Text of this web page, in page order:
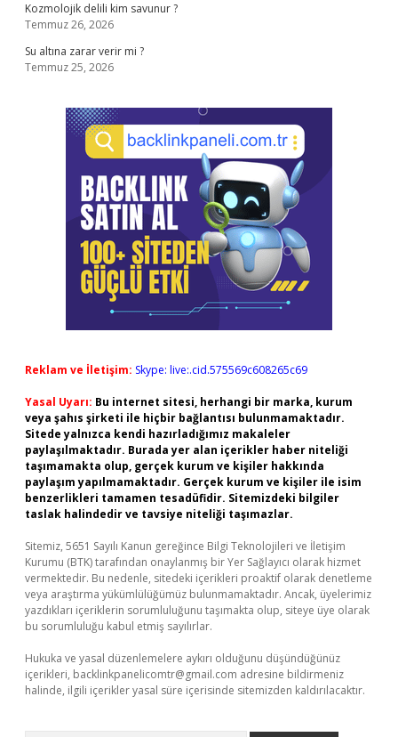
Kozmolojik delili kim savunur ?
Temmuz 26, 2026
Su altına zarar verir mi ?
Temmuz 25, 2026
Reklam ve İletişim: Skype: live:.cid.575569c608265c69
Yasal Uyarı: Bu internet sitesi, herhangi bir marka, kurum
veya şahıs şirketi ile hiçbir bağlantısı bulunmamaktadır.
Sitede yalnızca kendi hazırladığımız makaleler
paylaşılmaktadır. Burada yer alan içerikler haber niteliği
taşımamakta olup, gerçek kurum ve kişiler hakkında
paylaşım yapılmamaktadır. Gerçek kurum ve kişiler ile isim
benzerlikleri tamamen tesadüfidir. Sitemizdeki bilgiler
taslak halindedir ve tavsiye niteliği taşımazlar.
Sitemiz, 5651 Sayılı Kanun gereğince Bilgi Teknolojileri ve İletişim
Kurumu (BTK) tarafından onaylanmış bir Yer Sağlayıcı olarak hizmet
vermektedir. Bu nedenle, sitedeki içerikleri proaktif olarak denetleme
veya araştırma yükümlülüğümüz bulunmamaktadır. Ancak, üyelerimiz
yazdıkları içeriklerin sorumluluğunu taşımakta olup, siteye üye olarak
bu sorumluluğu kabul etmiş sayılırlar.
Hukuka ve yasal düzenlemelere aykırı olduğunu düşündüğünüz
içerikleri, backlinkpanelicomtr@gmail.com adresine bildirmeniz
halinde, ilgili içerikler yasal süre içerisinde sitemizden kaldırılacaktır.